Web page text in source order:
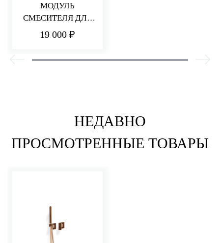
МОДУЛЬ
СМЕСИТЕЛЯ ДЛЯ
РАКОВИНЫ/ДУША
19 000 ₽
НЕДАВНО
ПРОСМОТРЕННЫЕ ТОВАРЫ